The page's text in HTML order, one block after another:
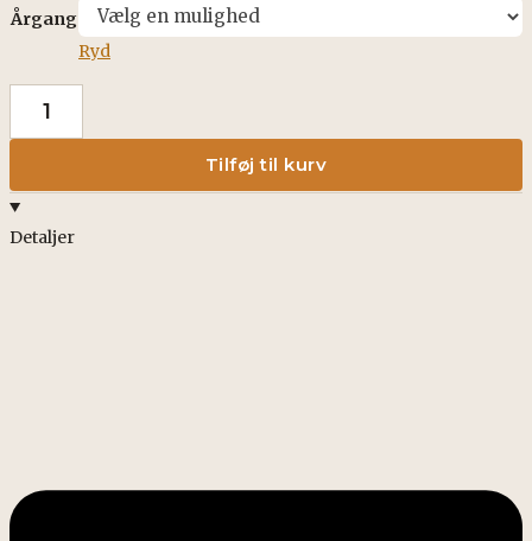
Årgang
Ryd
bush
Merlot
75
Tilføj til kurv
Detaljer